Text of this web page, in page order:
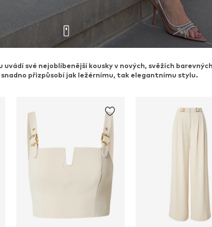
uvádí své nejoblíbenější kousky v nových, svěžích
přizpůsobí jak ležérnímu, tak elegantnímu stylu.